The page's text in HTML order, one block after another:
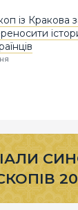
із Кракова